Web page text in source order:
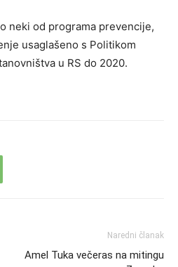
neki od programa prevencije,
usaglašeno s Politikom
u RS do 2020.
Naredni članak
Amel Tuka večeras na mitingu